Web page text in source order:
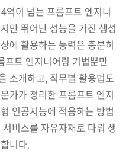
억이 넘는 프롬프트 엔지니
만 뛰어난 성능을 가진 생성
에 활용하는 능력은 충분히
프트 엔지니어링 기법뿐만
소개하고, 직무별 활용법도
가가 정리한 프롬프트 엔지
인공지능에 적용하는 방법
비스를 자유자재로 다뤄 생
니다.